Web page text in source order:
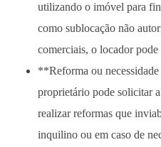
utilizando o imóvel para
como sublocação não
comerciais, o locador pode
**Reforma ou
proprietário pode solicitar
realizar reformas que
inquilino ou em caso de